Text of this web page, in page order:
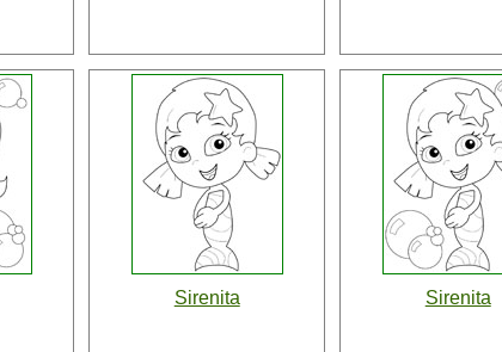
Sirenita Sirenita